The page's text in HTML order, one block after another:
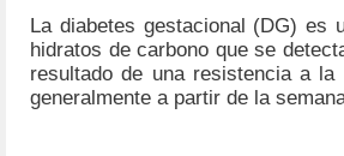
La diabetes gestacional (DG) es
hidratos de carbono que se
resultado de una resistencia a
generalmente a partir de la